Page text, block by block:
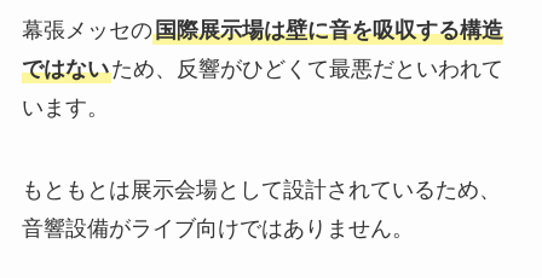
幕張メッセの国際展示場は壁に音を吸収する構造
ではないため、反響がひどくて最悪だといわれて
います。
もともとは展示会場として設計されているため、
音響設備がライブ向けではありません。